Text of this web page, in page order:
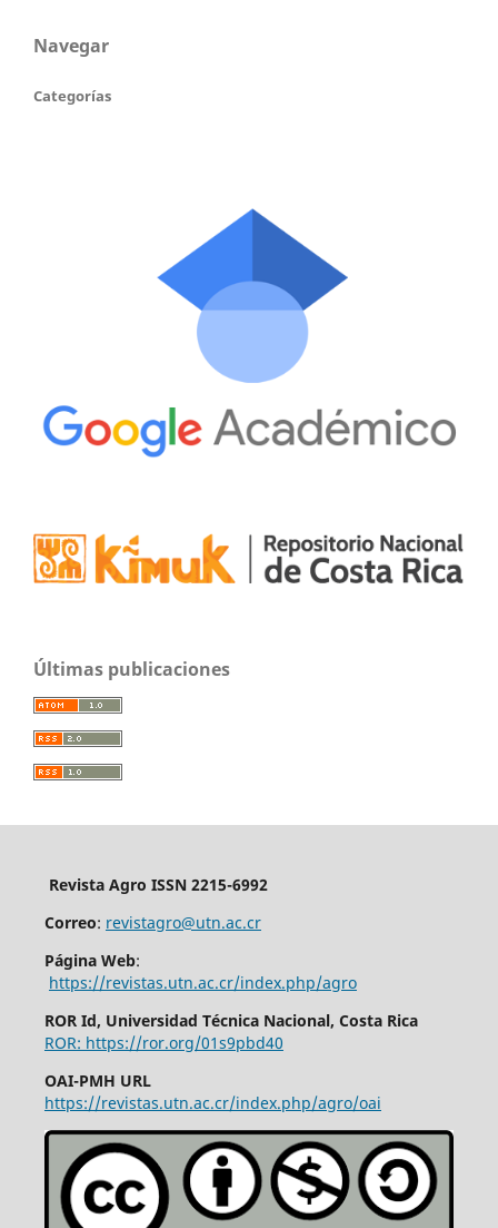
Navegar
Categorías
Últimas publicaciones
Revista Agro ISSN 2215-6992
Correo: revistagro@utn.ac.cr
Página Web:
https://revistas.utn.ac.cr/index.php/agro
ROR Id, Universidad Técnica Nacional, Costa Rica
ROR: https://ror.org/01s9pbd40
OAI-PMH URL
https://revistas.utn.ac.cr/index.php/agro/oai